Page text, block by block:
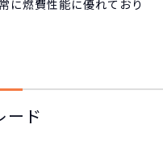
に燃費性能に優れており
ード